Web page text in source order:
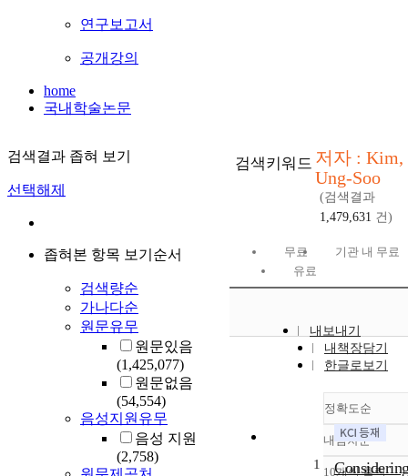
연구보고서
공개강의
home
국내학술논문
검색결과 좁혀 보기
선택해제
좁혀본 항목 보기순서
검색량순
가나다순
원문유무
원문있음
(1,425,077)
원문없음
(54,554)
음성지원유무
음성 지원
(2,758)
검색키워드 저자 : Kim,
Ung-Soo
(검색결과
1,479,631 건)
무료
기관 내 무료
유료
내보내기
내책장담기
한글로보기
정확도순
정확도
순
내림차순
10개씩 출력
1